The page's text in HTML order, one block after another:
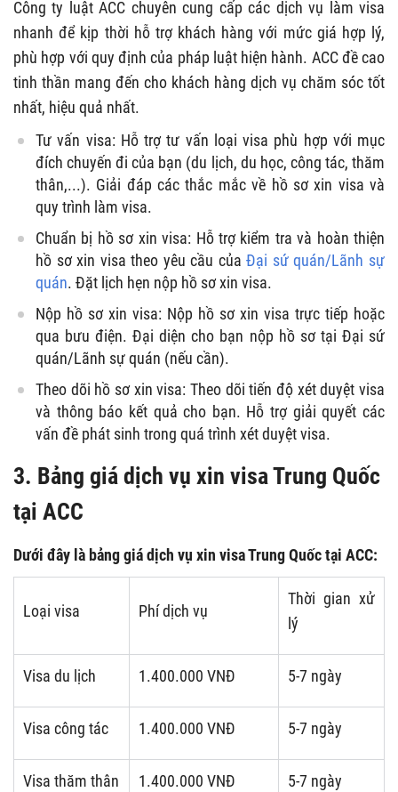
Công ty luật ACC chuyên cung cấp các dịch vụ làm visa
nhanh để kịp thời hỗ trợ khách hàng với mức giá hợp lý,
phù hợp với quy định của pháp luật hiện hành. ACC đề cao
tinh thần mang đến cho khách hàng dịch vụ chăm sóc tốt
nhất, hiệu quả nhất.
Tư vấn visa: Hỗ trợ tư vấn loại visa phù hợp với mục
đích chuyến đi của bạn (du lịch, du học, công tác, thăm
thân,...). Giải đáp các thắc mắc về hồ sơ xin visa và
quy trình làm visa.
Chuẩn bị hồ sơ xin visa: Hỗ trợ kiểm tra và hoàn thiện
hồ sơ xin visa theo yêu cầu củaĐại sứ quán/Lãnh sự
quán. Đặt lịch hẹn nộp hồ sơ xin visa.
Nộp hồ sơ xin visa: Nộp hồ sơ xin visa trực tiếp hoặc
qua bưu điện. Đại diện cho bạn nộp hồ sơ tại Đại sứ
quán/Lãnh sự quán (nếu cần).
Theo dõi hồ sơ xin visa: Theo dõi tiến độ xét duyệt visa
và thông báo kết quả cho bạn. Hỗ trợ giải quyết các
vấn đề phát sinh trong quá trình xét duyệt visa.
3. Bảng giá dịch vụ xin visa Trung Quốc
tại ACC
Dưới đây là bảng giá dịch vụ xin visa Trung Quốc tại ACC:
Loại visa Phí dịch vụ
Thời gian xử
lý
Visa du lịch 1.400.000 VNĐ 5-7 ngày
Visa công tác 1.400.000 VNĐ 5-7 ngày
Visa thăm thân 1.400.000 VNĐ 5-7 ngày